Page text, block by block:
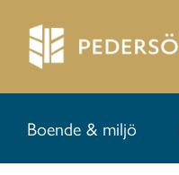
Boende & miljö